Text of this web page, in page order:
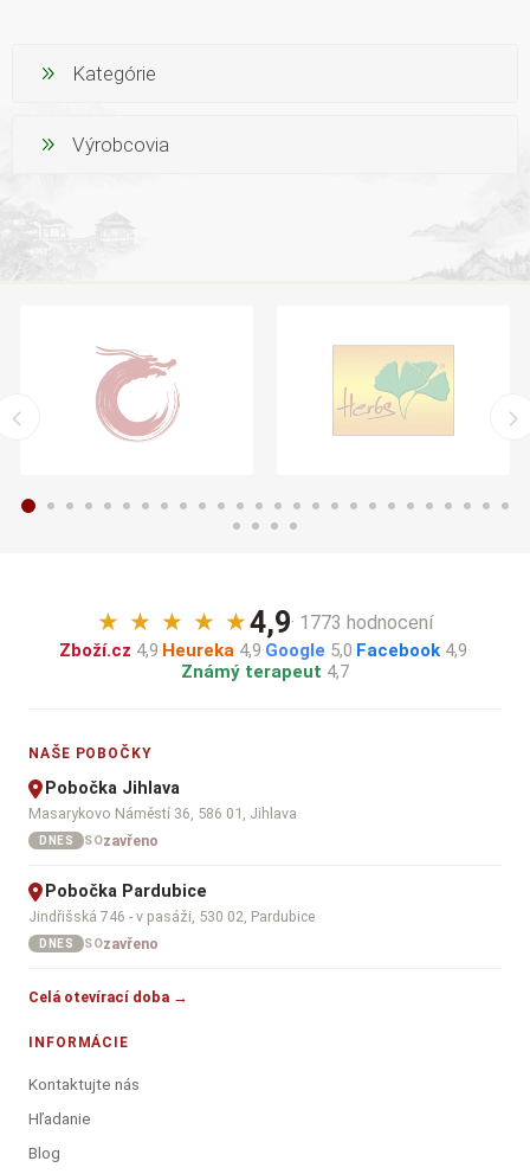
Kategórie
Výrobcovia
★ ★ ★ ★ ★4,9· 1773 hodnocení
Zboží.cz 4,9·Heureka 4,9·Google 5,0·Facebook 4,9·
Známý terapeut 4,7
NAŠE POBOČKY
Pobočka Jihlava
Masarykovo Náměstí 36, 586 01, Jihlava
DNES SOzavřeno
Pobočka Pardubice
Jindřišská 746 - v pasáži, 530 02, Pardubice
DNES SOzavřeno
Celá otevírací doba →
INFORMÁCIE
Kontaktujte nás
Hľadanie
Blog